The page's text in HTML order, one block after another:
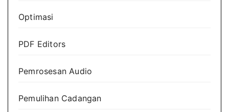
Optimasi
PDF Editors
Pemrosesan Audio
Pemulihan Cadangan